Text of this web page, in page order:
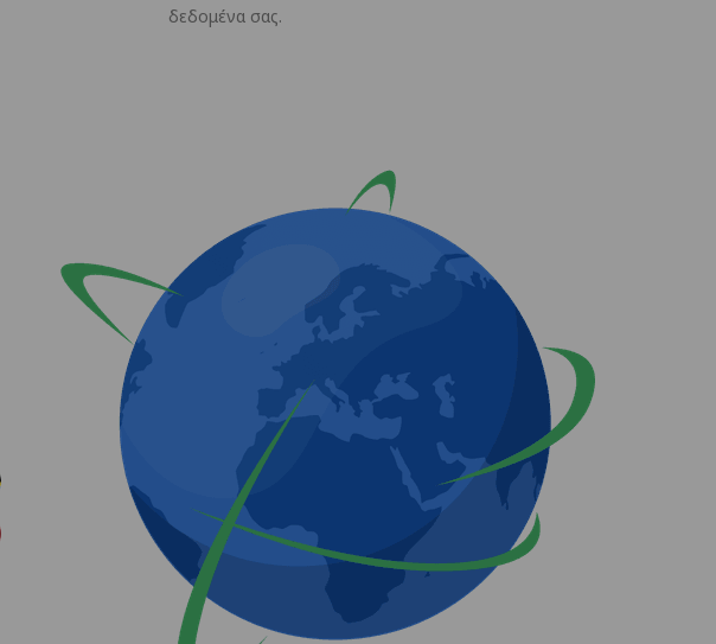
δεδομένα σας.